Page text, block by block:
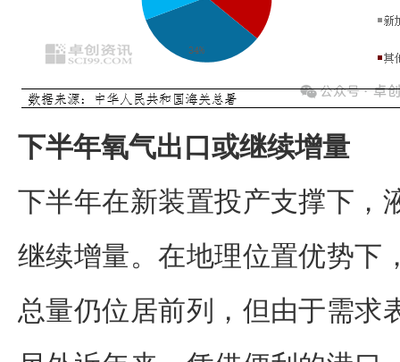
下半年氧气出口或继续增量
下半年在新装置投产支撑下，
继续增量。在地理位置优势下
总量仍位居前列，但由于需求